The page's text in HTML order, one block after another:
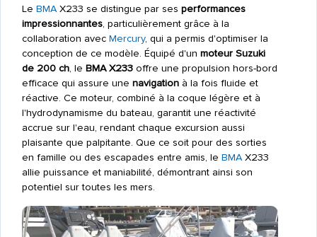
Le BMAX233 se distingue par ses performances
impressionnantes, particulièrement grâce à la
collaboration avec Mercury, qui a permis d'optimiser la
conception de ce modèle. Équipé d'un moteur Suzuki
de 200 ch, le BMA X233offre une propulsion hors-bord
efficace qui assure une navigationà la fois fluide et
réactive. Ce moteur, combiné à la coque légère et à
l'hydrodynamisme du bateau, garantit une réactivité
accrue sur l'eau, rendant chaque excursion aussi
plaisante que palpitante. Que ce soit pour des sorties
en famille ou des escapades entre amis, le BMAX233
allie puissance et maniabilité, démontrant ainsi son
potentiel sur toutes les mers.